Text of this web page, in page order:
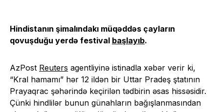
Hindistanın şimalındakı müqəddəs çayların
qovuşduğu yerdə festival başlayıb.
AzPost Reuters agentliyinə istinadla xəbər verir ki,
“Kral hamamı” hər 12 ildən bir Uttar Pradeş ştatının
Prayaqrac şəhərində keçirilən tədbirin əsas hissəsidir.
Çünki hindlilər bunun günahların bağışlanmasından